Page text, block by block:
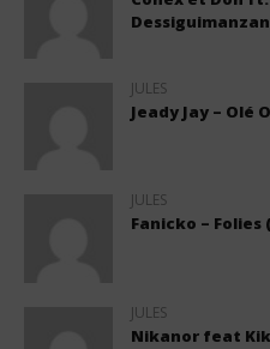
JULES
Jeady Jay – Olé
JULES
Fanicko –
JULES
Nikanor feat